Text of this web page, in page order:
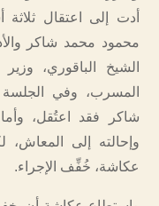
أدت إلى اعتقال
محمود محمد شاكر
الشيخ الباقوري،
المسرب، وفي
شاكر فقد اعتُقل،
وإحالته إلى المعاش،
عكاشة، خُفِّف الإجراء.